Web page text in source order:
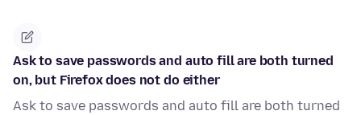
Ask to save passwords and auto fill are both turned
on, but Firefox does not do either
Ask to save passwords and auto fill are both turned